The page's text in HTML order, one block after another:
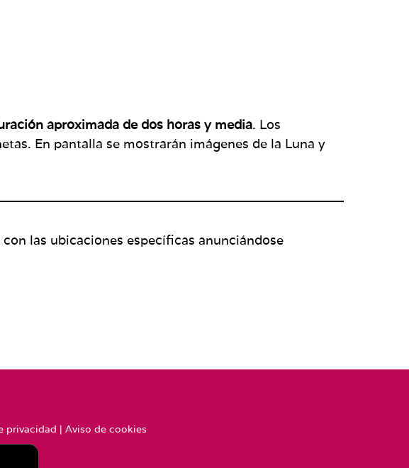
aproximada de dos horas y media. Los
En pantalla se mostrarán imágenes de la Luna y
las ubicaciones específicas anunciándose
privacidad | Aviso de cookies